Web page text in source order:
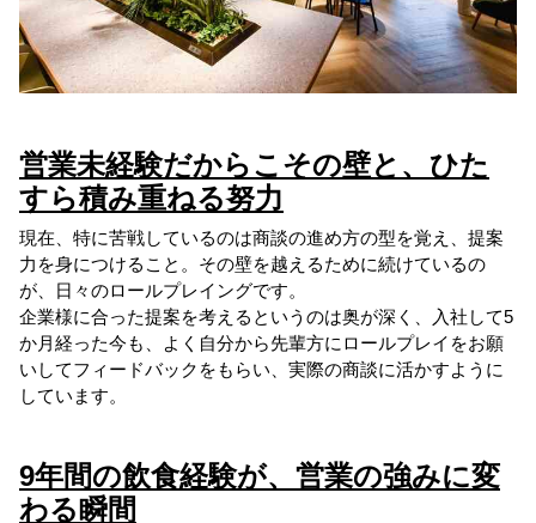
営業未経験だからこその壁と、ひた
すら積み重ねる努力
現在、特に苦戦しているのは商談の進め方の型を覚え、提案
力を身につけること。その壁を越えるために続けているの
が、日々のロールプレイングです。
企業様に合った提案を考えるというのは奥が深く、入社して5
か月経った今も、よく自分から先輩方にロールプレイをお願
いしてフィードバックをもらい、実際の商談に活かすように
しています。
9年間の飲食経験が、営業の強みに変
わる瞬間